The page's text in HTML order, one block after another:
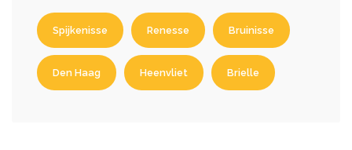
Spijkenisse Renesse Bruinisse
Den Haag Heenvliet Brielle